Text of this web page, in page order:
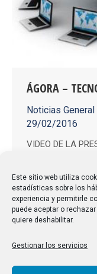
Este sitio web utiliza
estadísticas sobre los
experiencia y permitirle
puede aceptar o
quiere deshabilitar.
Gestionar los servicios
ÁGORA –
Noticias General
29/02/2016
VIDEO DE LA
que las TIC
responsable, en
Programas de
Asociacions
general entre